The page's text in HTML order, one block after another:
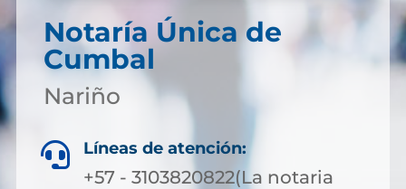
Notaría Única de
Cumbal
Nariño
 Líneas de atención:
+57 - 3103820822(La notaria